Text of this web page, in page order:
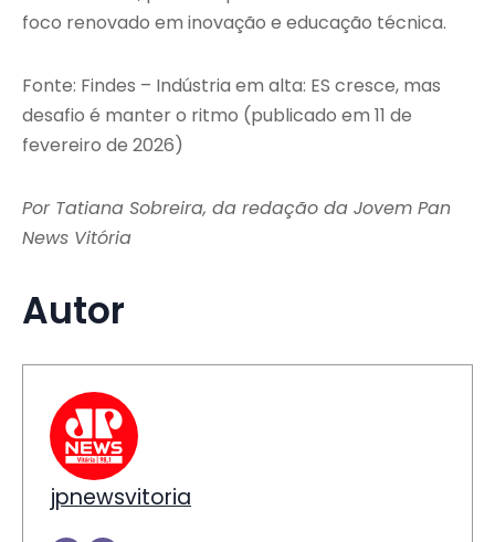
foco renovado em inovação e educação técnica.
Fonte: Findes – Indústria em alta: ES cresce, mas
desafio é manter o ritmo (publicado em 11 de
fevereiro de 2026)
Por Tatiana Sobreira, da redação da Jovem Pan
News Vitória
Autor
jpnewsvitoria